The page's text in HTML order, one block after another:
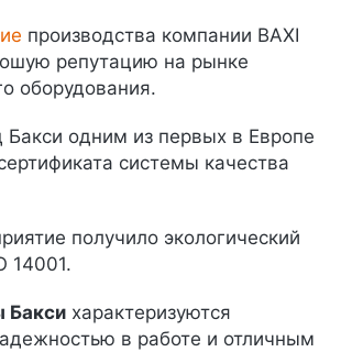
производства компании BAXI
репутацию на рынке
оборудования.
Бакси одним из первых в Европе
системы качества
получило экологический
14001.
Бакси характеризуются
в работе и отличным